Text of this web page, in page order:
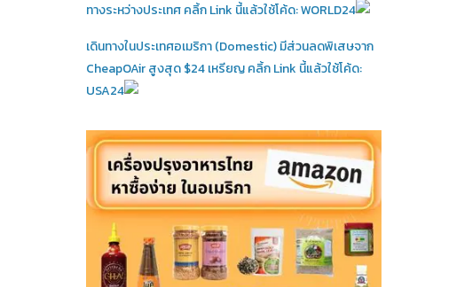
ทางระหว่างประเทศ คลิ้ก Link นี้แล้วใช้โค้ด: WORLD24
เดินทางในประเทศอเมริกา (Domestic)มีส่วนลดพิเสษจาก
CheapOAir สูงสุด $24 เหรียญ คลิ้ก Link นี้แล้วใช้โค้ด:
USA24